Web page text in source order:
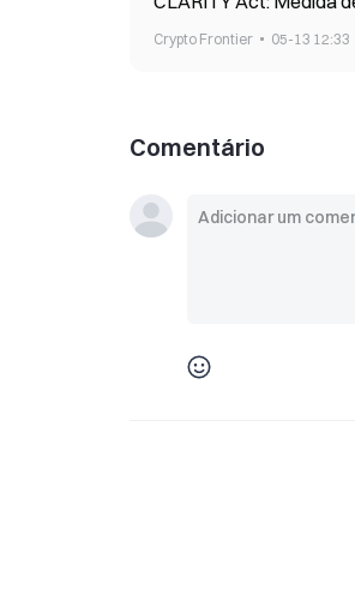
Crypto Frontier 05-13 12:33
Comentário